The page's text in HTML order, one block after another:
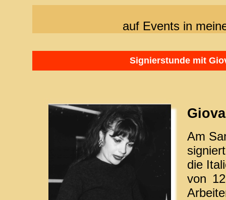
auf Events in
Signierstunde mit
Am
die
von